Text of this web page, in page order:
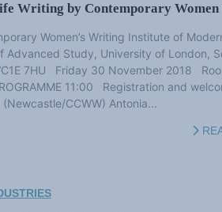
Writing by Contemporary
Women’s Writing Institute of
Advanced Study, University of London,
7HU Friday 30 November 2018
11:00 Registration and
CCWW) Antonia...